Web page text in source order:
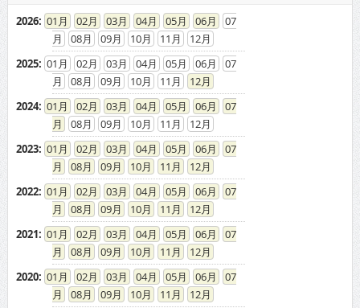
2026: 01 02 03 04 05 06
07
08
09 10 11
12
2025: 01 02 03 04 05 06
07
08
09 10 11
12
2024: 01 02 03 04 05 06
07
08
09 10 11
12
2023: 01 02 03 04 05 06
07
08
09 10 11
12
2022: 01 02 03 04 05 06
07
08
09 10 11
12
2021: 01 02 03 04 05 06
07
08
09 10 11
12
2020: 01 02 03 04 05 06
07
08
09 10 11
12